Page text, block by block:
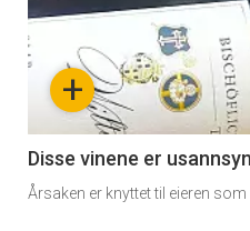
detail
-
section
11
Dagens
+
Disse vinene er
Årsaken er knyttet til eieren